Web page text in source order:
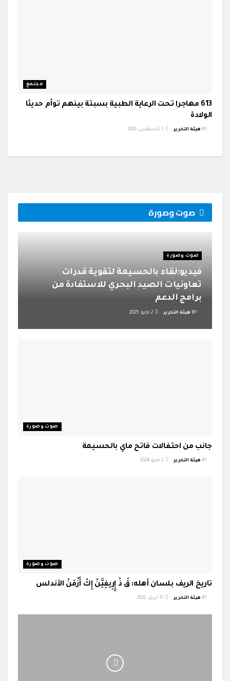
مجتمع
613 مهاجرا تحت الرعاية الطبية بسبتة بينهم توأم حديثا
الولادة
BY هيئة التحرير
صوت وصورة
صوت وصورة
فيديو:لقاء بالحسيمة لتقوية قدرات
تعاونيات الصيد البحري للاستفادة من
برامج الدعم
BY هيئة التحرير
صوت وصورة
جانب من احتفالات فاتح ماي بالحسيمة
BY هيئة التحرير
صوت وصورة
تاريخ الريف بلسان أهله: قَ ذْ إِِرِيفِيَّنْ إِكْ أَزْمَنْ الأندلس
BY هيئة التحرير